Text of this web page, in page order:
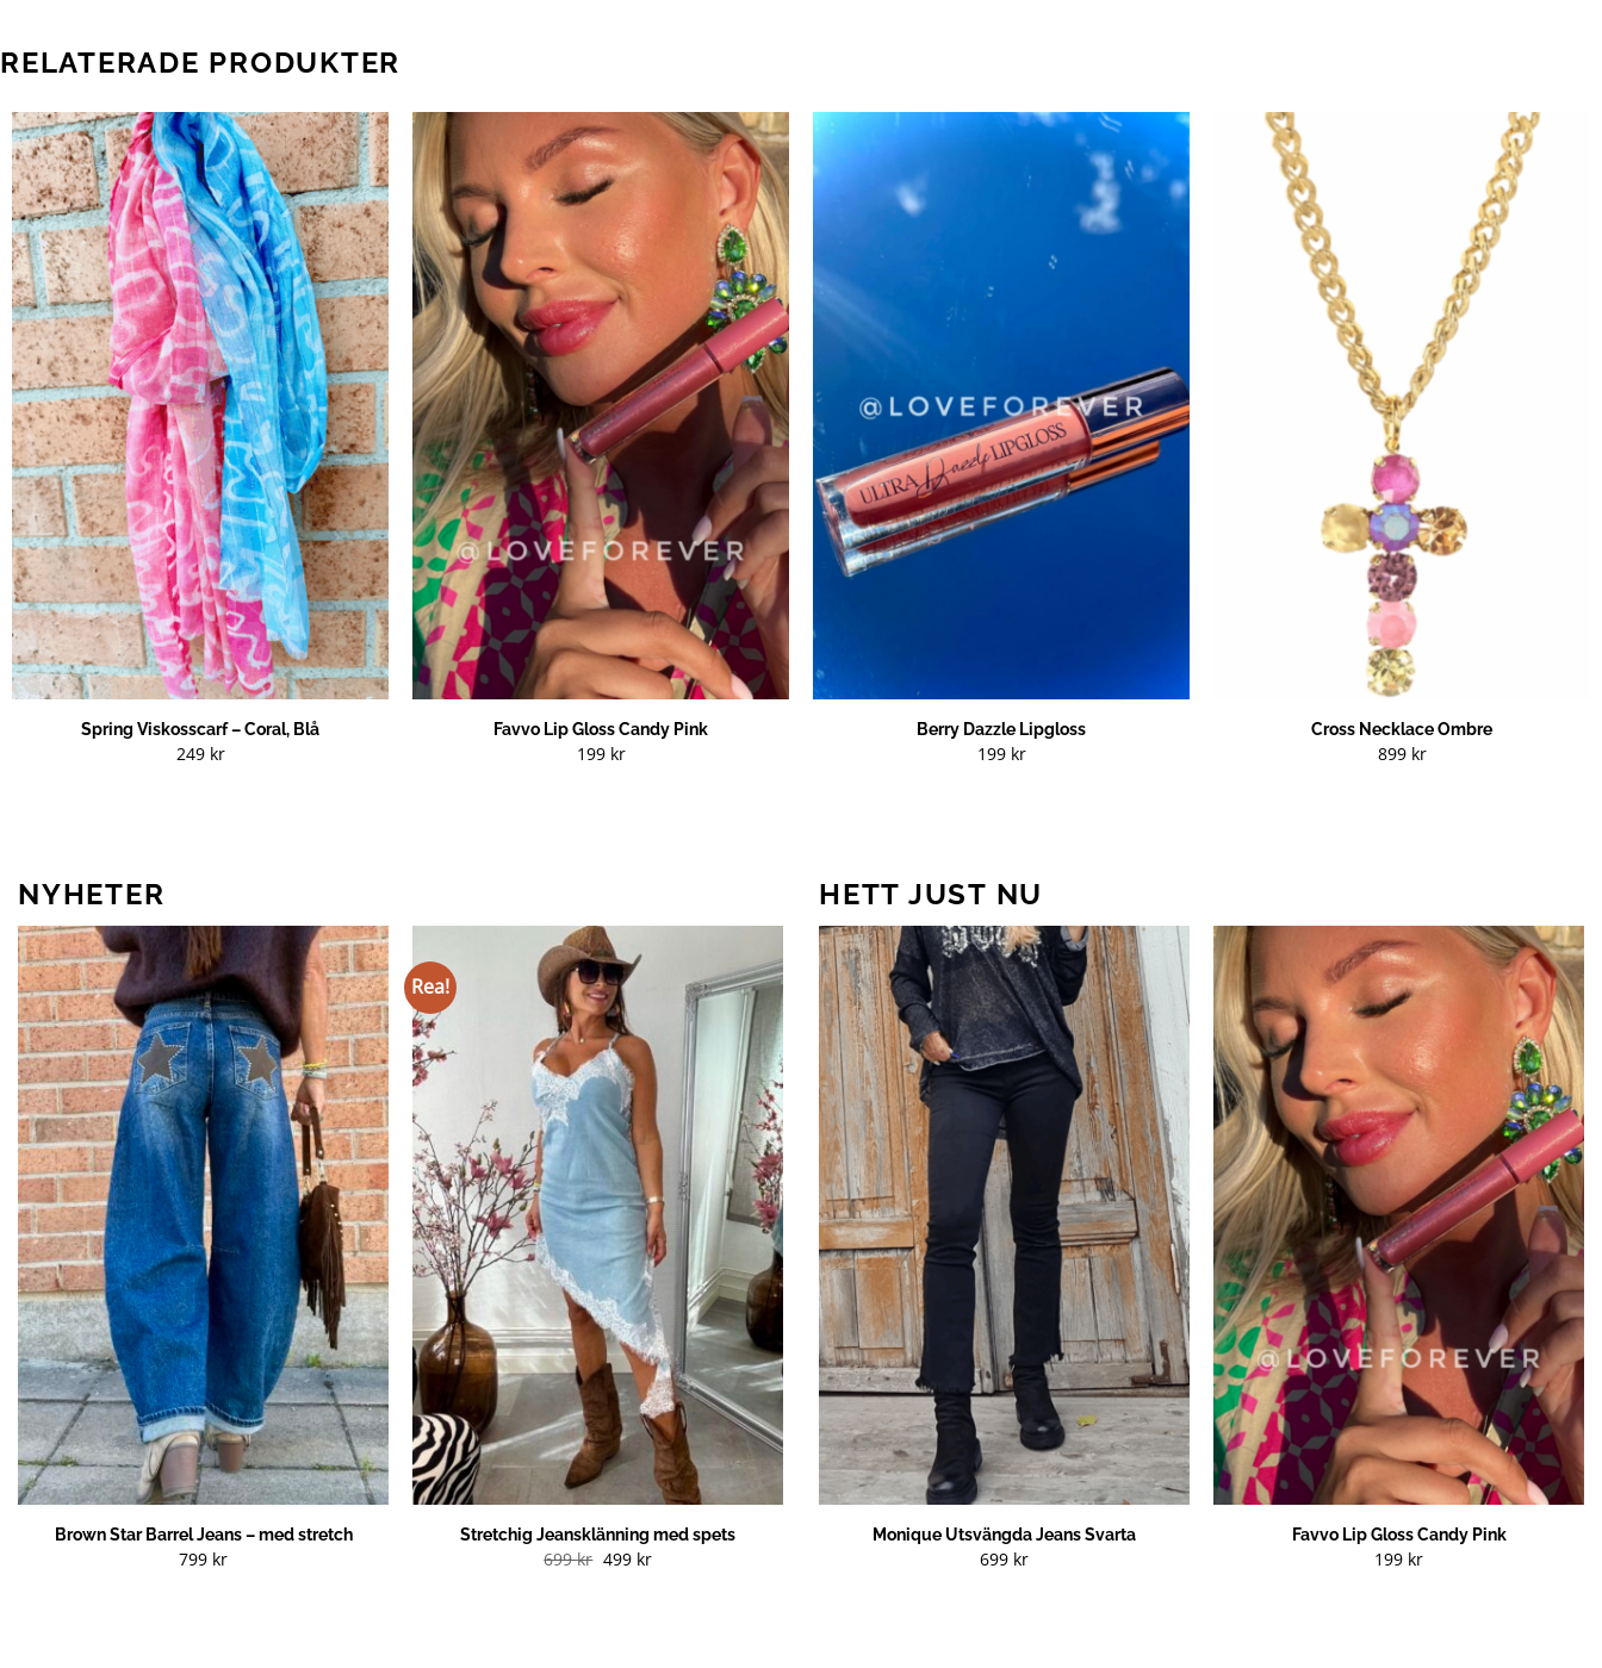
RELATERADE PRODUKTER
Spring Viskosscarf – Coral, Blå
249 kr
Favvo Lip Gloss Candy Pink
199 kr
Berry Dazzle Lipgloss
199 kr
Cross Necklace Ombre
899 kr
NYHETER
Brown Star Barrel Jeans – med stretch
799 kr
Rea!
Stretchig Jeansklänning med spets
699kr Det
499 krDet
HETT JUST NU
Monique Utsvängda Jeans Svarta
699 kr
Favvo Lip Gloss Candy Pink
199 kr